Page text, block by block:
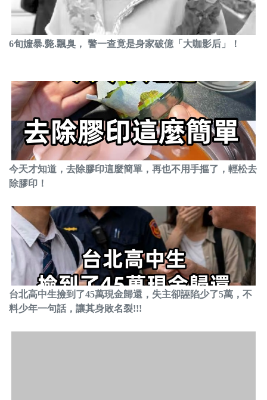
6旬嬤暴.斃.飄臭， 警一查竟是身家破億「大咖影后」！
今天才知道，去除膠印這麼簡單，再也不用手摳了，輕松去
除膠印！
台北高中生撿到了45萬現金歸還，失主卻誣陷少了5萬，不
料少年一句話，讓其身敗名裂!!!